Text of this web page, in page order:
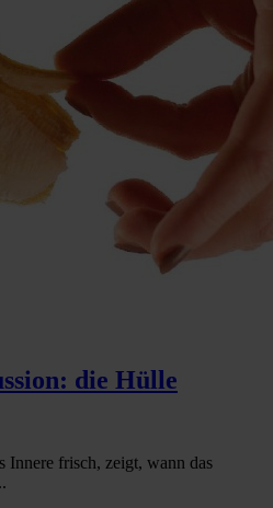
die Hülle
Innere frisch, zeigt, wann das